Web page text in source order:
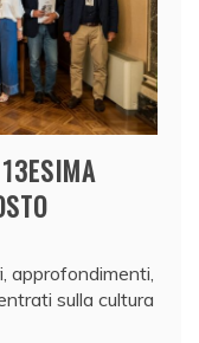
approfondimenti,
sulla cultura